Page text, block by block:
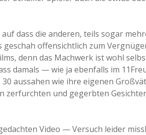
dass die anderen, teils sogar
offensichtlich zum
denn das Machwerk ist wohl
damals — wie ja ebenfalls im
aussahen wie ihre eigenen
und gegerbten
Video — Versuch leider